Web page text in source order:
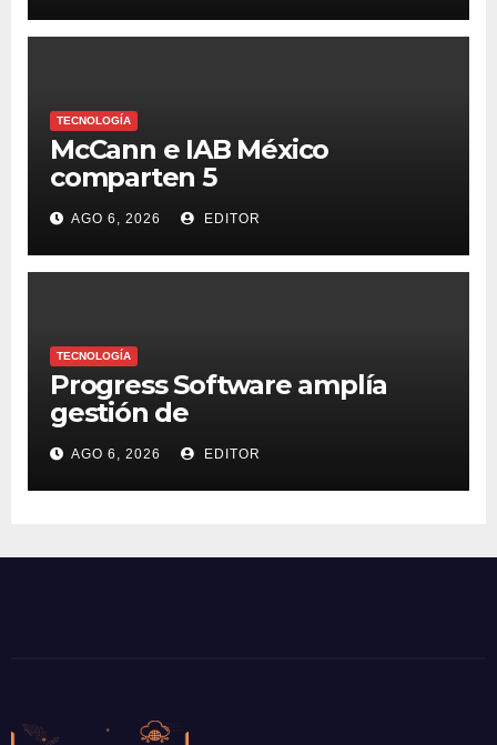
TECNOLOGÍA
McCann e IAB México
comparten 5
macrotendencias en la
industria del marketing y la
publicidad
AGO 6, 2026 EDITOR
TECNOLOGÍA
Progress Software amplía
gestión de
supercomputadoras de IA
NVIDIA DGX Spark con Chef
AGO 6, 2026 EDITOR